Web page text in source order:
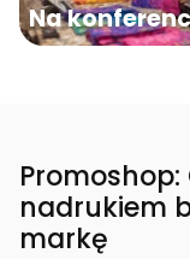
Na
nadrukiem
markę